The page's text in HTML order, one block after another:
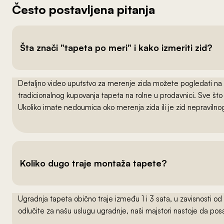
Često postavljena pitanja
Šta znači "tapeta po meri" i kako izmeriti zid?
Detaljno video uputstvo za merenje zida možete pogledati na
tradicionalnog kupovanja tapeta na rolne u prodavnici. Sve
Ukoliko imate nedoumica oko merenja zida ili je zid
Koliko dugo traje montaža tapete?
Ugradnja tapeta obično traje između 1 i 3 sata, u zavisnosti
odlučite za našu uslugu ugradnje, naši majstori nastoje da